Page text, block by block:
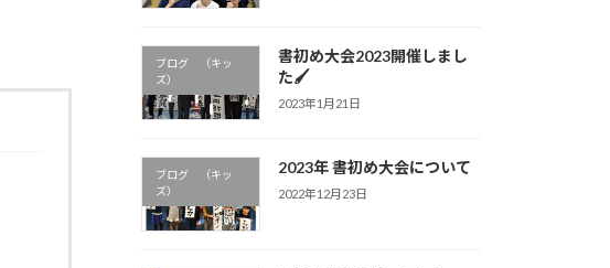
ブログ （キッ
ズ）
書初め大会2023開催しまし
た🖌
2023年1月21日
ブログ （キッ
ズ）
2023年 書初め大会について
2022年12月23日